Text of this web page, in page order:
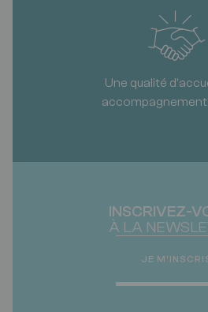
Une qualité
accompagnement
INSCRIVEZ-
À LA
JE